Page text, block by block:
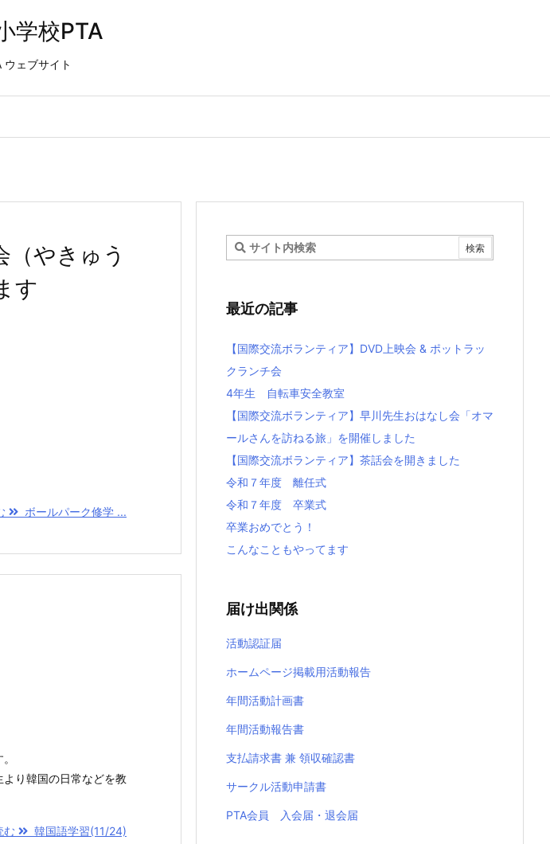
学校PTA
ウェブサイト
（やきゅう
す
ボールパーク修学 ...
り韓国の日常などを教
む 韓国語学習(11/24)
最近の記事
【国際交流ボランティア】DVD上映会 & ポットラッ
クランチ会
4年生 自転車安全教室
【国際交流ボランティア】早川先生おはなし会「オマ
ールさんを訪ねる旅」を開催しました
【国際交流ボランティア】茶話会を開きました
令和７年度 離任式
令和７年度 卒業式
卒業おめでとう！
こんなこともやってます
届け出関係
活動認証届
ホームページ掲載用活動報告
年間活動計画書
年間活動報告書
支払請求書 兼 領収確認書
サークル活動申請書
PTA会員 入会届・退会届